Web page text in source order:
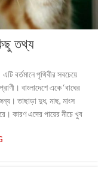
তথ্য
বর্তমানে পৃথিবীর সবচেয়ে
বাংলাদেশে একে ‘বাঘের
তাছাড়া দুধ, মাছ, মাংস
কারণ এদের পায়ের নীচে খুব